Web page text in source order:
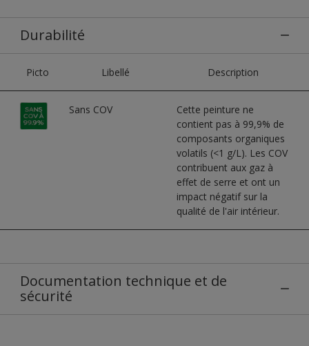
Durabilité
Picto Libellé Description
Sans COV
Cette peinture ne
contient pas à 99,9% de
composants organiques
volatils (<1 g/L). Les COV
contribuent aux gaz à
effet de serre et ont un
impact négatif sur la
qualité de l'air intérieur.
Documentation technique et de
sécurité